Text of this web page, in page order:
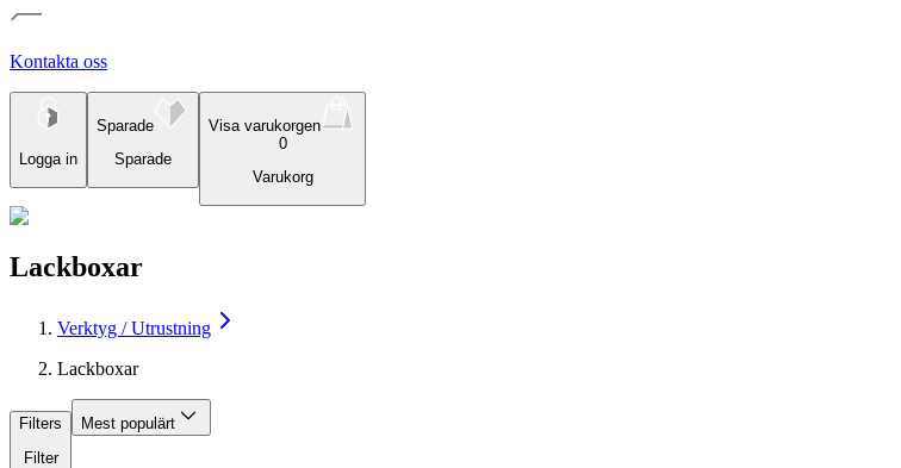
Kontakta oss
Logga in
Sparade
Sparade
Visa varukorgen
0
Varukorg
Lackboxar
Verktyg / Utrustning
Lackboxar
Filters
Filter
Mest populärt